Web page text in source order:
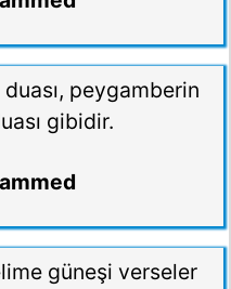
duası, peygamberin
gibidir.
güneşi verseler